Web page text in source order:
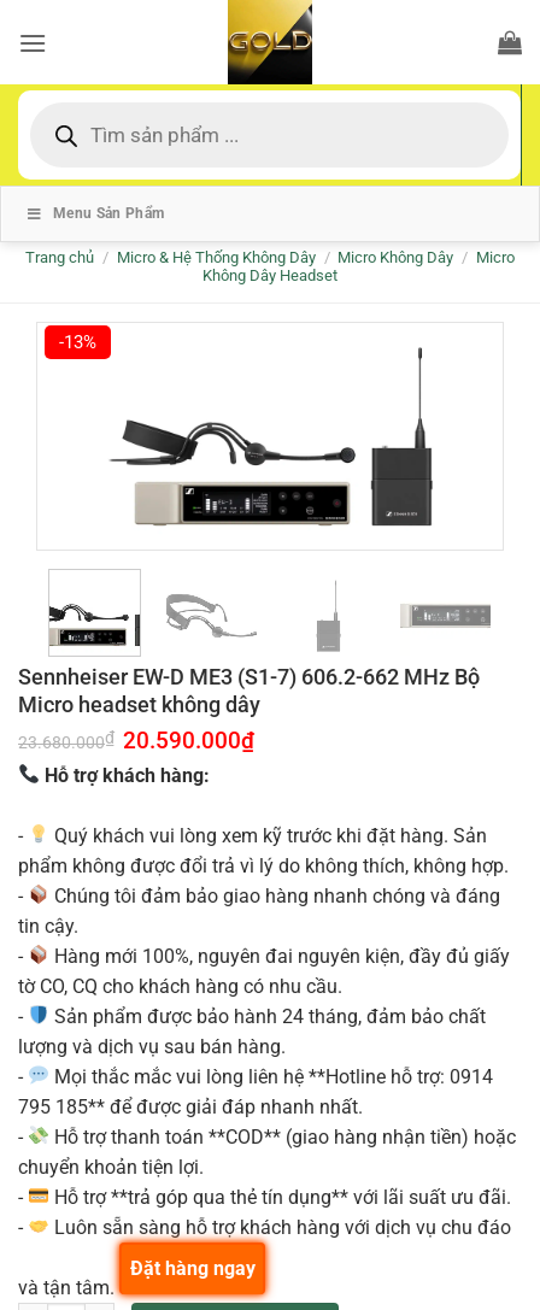
qua
dung
kiếm
Menu Sản Phẩm
Trang chủ / Micro & Hệ Thống Không Dây / Micro Không Dây / Micro
Không Dây Headset
-13%
Sennheiser EW-D ME3 (S1-7) 606.2-662 MHz Bộ
Micro headset không dây
23.680.000₫ Giá
gốc
là:
23.680.000₫.
20.590.000₫Giá
Hỗ trợ khách hàng:
-
Quý khách vui lòng xem kỹ trước khi đặt hàng. Sản
phẩm không được đổi trả vì lý do không thích, không hợp.
-
Chúng tôi đảm bảo giao hàng nhanh chóng và đáng
tin cậy.
-
Hàng mới 100%, nguyên đai nguyên kiện, đầy đủ giấy
tờ CO, CQ cho khách hàng có nhu cầu.
-
Sản phẩm được bảo hành 24 tháng, đảm bảo chất
lượng và dịch vụ sau bán hàng.
-
Mọi thắc mắc vui lòng liên hệ **Hotline hỗ trợ: 0914
795 185** để được giải đáp nhanh nhất.
-
Hỗ trợ thanh toán **COD** (giao hàng nhận tiền) hoặc
chuyển khoản tiện lợi.
-
Hỗ trợ **trả góp qua thẻ tín dụng** với lãi suất ưu đãi.
-
Luôn sẵn sàng hỗ trợ khách hàng với dịch vụ chu đáo
và tận tâm.
Đặt hàng ngay